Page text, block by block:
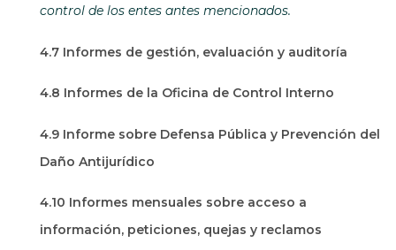
control de los entes antes mencionados.
4.7 Informes de gestión, evaluación y auditoría
4.8 Informes de la Oficina de Control Interno
4.9 Informe sobre Defensa Pública y Prevención del
Daño Antijurídico
4.10 Informes mensuales sobre acceso a
información, peticiones, quejas y reclamos